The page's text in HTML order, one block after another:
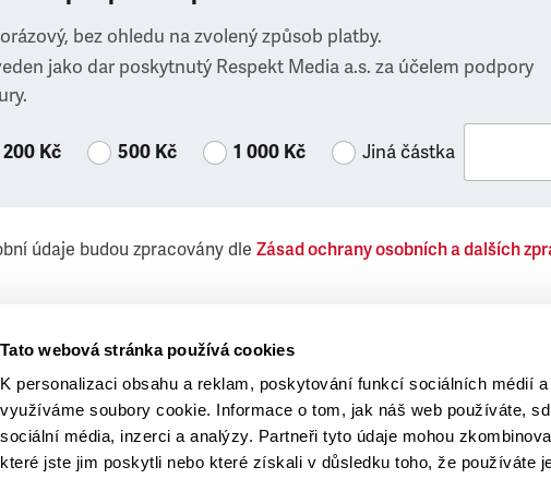
Tato webová stránka používá cookies
K personalizaci obsahu a reklam, poskytování funkcí sociálních médií
využíváme soubory cookie. Informace o tom, jak náš web používáte,
sociální média, inzerci a analýzy. Partneři tyto údaje mohou
které jste jim poskytli nebo které získali v důsledku toho, že používáte
bez ohledu na zvolený způsob platby.
jako dar poskytnutý Respekt Media a.s. za účelem podpory
200 Kč 500 Kč 1 000 Kč Jiná částka
údaje budou zpracovány dle Zásad ochrany osobních a dalších